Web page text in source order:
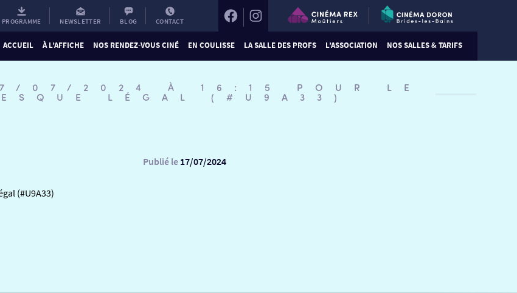
PROGRAMME NEWSLETTER BLOG CONTACT
ACCUEIL À L’AFFICHE NOS RENDEZ-VOUS CINÉ EN COULISSE LA SALLE DES PROFS L’ASSOCIATION NOS SALLES & TARIFS
07/2024 À 16:15 POUR LE
LÉGAL (#U9A33)
Publié le 17/07/2024
(#U9A33)